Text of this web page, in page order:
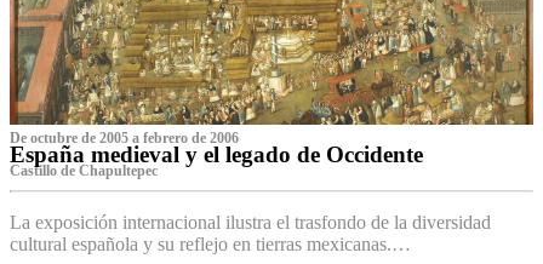
De octubre de 2005 a febrero de 2006
España medieval y el legado de Occidente
Castillo de Chapultepec
La exposición internacional ilustra el trasfondo de la diversidad
cultural española y su reflejo en tierras mexicanas.…